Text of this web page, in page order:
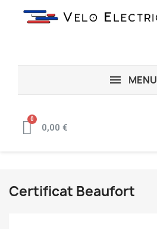
MENU
0,00 €
Certificat Beaufort